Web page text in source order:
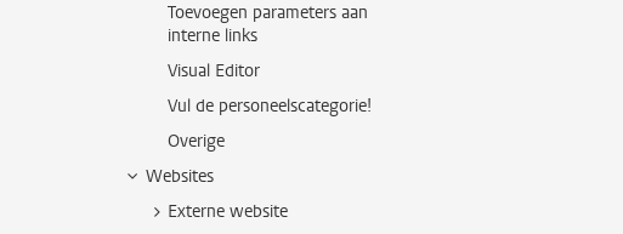
Toevoegen parameters aan
interne links
Visual Editor
Vul de personeelscategorie!
Overige
Websites
Externe website